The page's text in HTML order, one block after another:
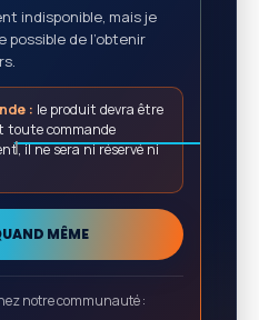
indisponible, mais je
possible de l’obtenir
: le produit devra être
toute commande
il ne sera ni réservé ni
MÊME
notre communauté :